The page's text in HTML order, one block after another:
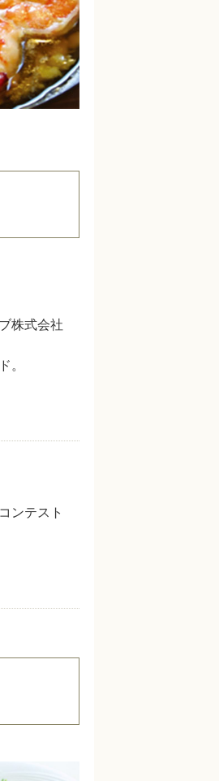
株式会社
。
ンテスト